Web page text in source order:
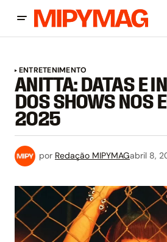
ENTRETENIMENTO
ANITTA: DATAS E
DOS SHOWS NOS
2025
por Redação MIPYMAGabril 8,